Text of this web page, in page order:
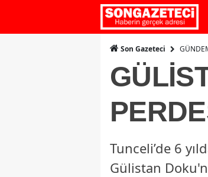
Son Gazeteci
Tunceli’de 6
Gülistan